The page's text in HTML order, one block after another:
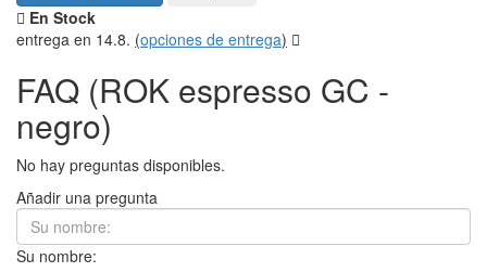
En Stock
entrega en 14.8. (opciones de entrega)
FAQ (ROK espresso GC -
negro)
No hay preguntas disponibles.
Añadir una pregunta
Su nombre: